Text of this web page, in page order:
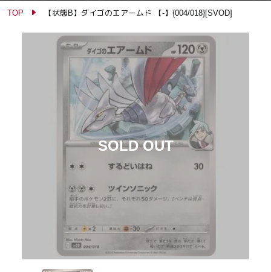
TOP 【状態B】ダイゴのエアームド 【-】{004/018}[SVOD]